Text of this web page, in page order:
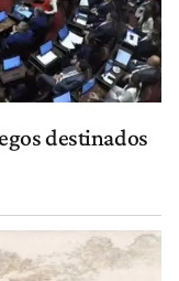
destinados